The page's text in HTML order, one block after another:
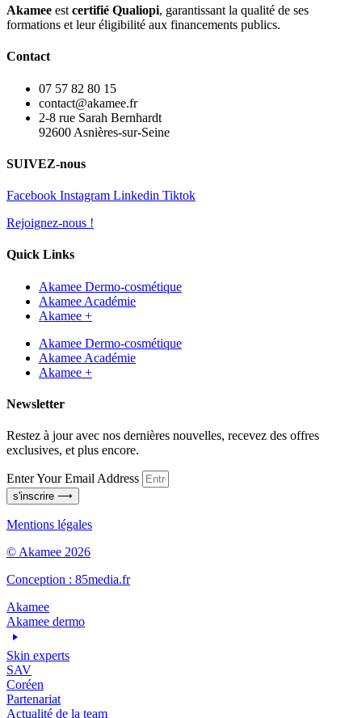
Akamee est certifié Qualiopi, garantissant la qualité de ses
formations et leur éligibilité aux financements publics.
Contact
07 57 82 80 15
contact@akamee.fr
2-8 rue Sarah Bernhardt
92600 Asnières-sur-Seine
SUIVEZ-nous
Facebook Instagram Linkedin Tiktok
Rejoignez-nous !
Quick Links
Akamee Dermo-cosmétique
Akamee Académie
Akamee +
Akamee Dermo-cosmétique
Akamee Académie
Akamee +
Newsletter
Restez à jour avec nos dernières nouvelles, recevez des offres
exclusives, et plus encore.
Enter Your Email Address
s'inscrire ⟶
Mentions légales
© Akamee 2026
Conception : 85media.fr
Akamee
Akamee dermo
Skin experts
SAV
Coréen
Partenariat
Actualité de la team